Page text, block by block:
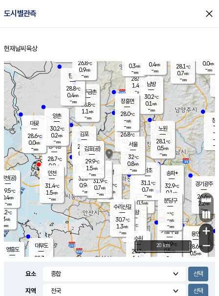
도시별관측 close
홈
현재날씨 육상
의도
℃
m/s
mm
영흥도
양주
28.5℃
1.4
-mm
과천
27.7℃
0.3m/s
- mm
용인
28.6℃
0.5m/s
경기광주
26.6℃
2.2m/s
-mm
대부도
28.3
경서동
28.7℃
0.0m/s
-mm
파주금촌
28.8℃
1.1 m/s
-mm
28.1℃
0.7m/s
-mm
대곶
28.6℃
0.0m/s
-mm
창
-
-m/
-
탄현
28.8℃
0.4m/s
-mm
0.0m/s
-mm
의왕
- ℃
m/s
mm
김포
29.9℃
0.0 m/s
mm
광명
33.0
℃
1.0 m/s
-mm
부천
32.3℃
0.9m/s
-mm
양촌
30.2℃
0.2m/s
-mm
구로
31.9℃
0.7m/s
-mm
은평
26.8℃
0.2 m/s
- mm
노원
28.1℃
0.5m/s
-mm
송파*
32.9℃
0.1 m/s
-mm
서초
31.1℃
0.7m/s
-mm
남방
30.2℃
0.1 m/s
-mm
기흥구갈
29.9℃
0.5m/s
-
수리산길
30.7℃
1.3m/s
-mm
분당구
-℃
-m/s
-mm
장흥면
28.0℃
-m/s
-mm
0.3m/s
-mm
인천(공)
29.5℃
0.4m/s
-mm
김포(공)
29.9℃
1.5m/s
-mm
수원
29.7℃
1.4 m/s
인천
31.4℃
1.5m/s
-mm
서울
32℃
0.8m/s
-mm
26.8℃
0.9m/s
-mm
0.4m/s
-mm
+
−
20 km
요소
지역